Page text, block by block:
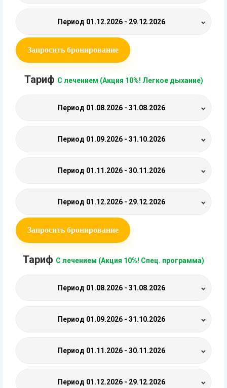
Период 01.12.2026 - 29.12.2026
Запросить бронирование
Тариф С лечением (Акция 10%! Легкое дыхание)
Период 01.08.2026 - 31.08.2026
Период 01.09.2026 - 31.10.2026
Период 01.11.2026 - 30.11.2026
Период 01.12.2026 - 29.12.2026
Запросить бронирование
Тариф С лечением (Акция 10%! Спец. программа)
Период 01.08.2026 - 31.08.2026
Период 01.09.2026 - 31.10.2026
Период 01.11.2026 - 30.11.2026
Период 01.12.2026 - 29.12.2026